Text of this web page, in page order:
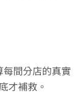
每間分店的真實
才補救。